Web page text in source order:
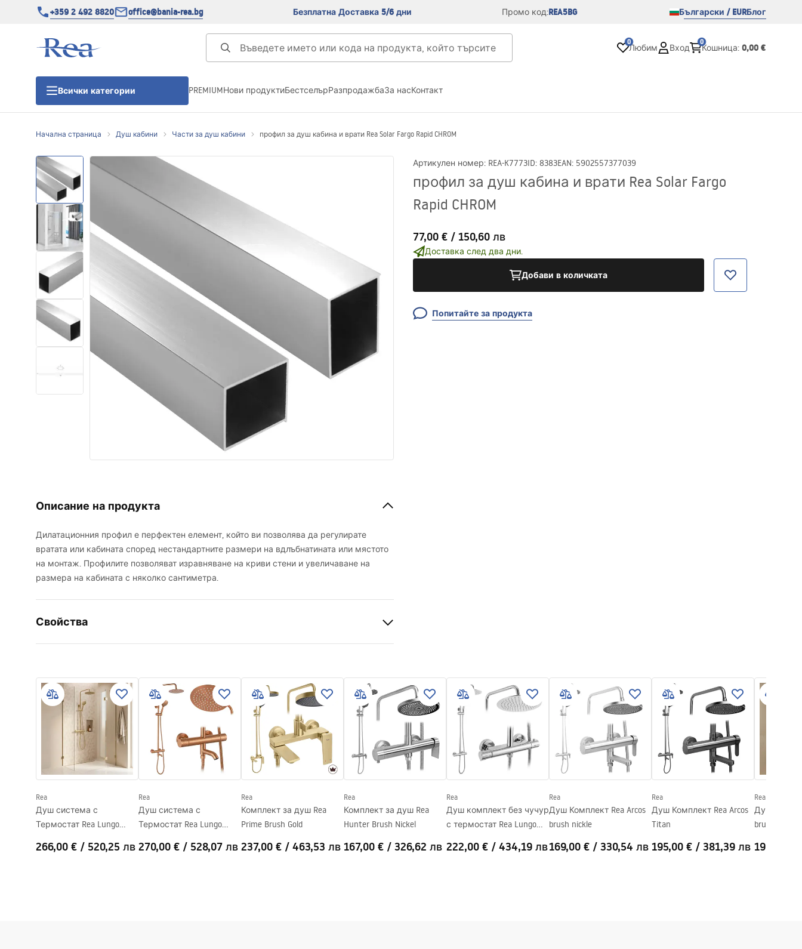
+359 2 492 8820 office@bania-rea.bg Безплатна Доставка 5/6 дни Промо код:REA5BG Български / EURБлог
0
Любим Вход
0
Кошница: 0,00 €
Всички категории
Душ кабини
Душ корита
Линейни сифони
Комплект тоалетна чиния с
биде WC
Умивалници
Вани и Паравани
Смесители за баня
PREMIUMНови продуктиБестселърРазпродажбаЗа насКонтакт
Начална страница Душ кабини Части за душ кабини профил за душ кабина и врати Rea Solar Fargo Rapid CHROM
Артикулен номер: REA-K7773ID: 8383EAN: 5902557377039
профил за душ кабина и врати Rea Solar Fargo
Rapid CHROM
77,00 € / 150,60 лв
Доставка след два дни.
Добави в количката
Попитайте за продукта
Описание на продукта
Дилатационния профил е перфектен елемент, който ви позволява да регулирате
вратата или кабината според нестандартните размери на вдлъбнатината или мястото
на монтаж. Профилите позволяват изравняване на криви стени и увеличаване на
размера на кабината с няколко сантиметра.
Свойства
Регулиране на разширяването
25 mm
Ширина
25 mm
mm
Гаранция
Rea
Душ система с
Термостат Rea Lungo
266,00 € / 520,25 лв
Rea
Душ система с
Термостат Rea Lungo
270,00 € / 528,07 лв
Rea
Комплект за душ Rea
Prime Brush Gold
237,00 € / 463,53 лв
Rea
Комплект за душ Rea
Hunter Brush Nickel
167,00 € / 326,62 лв
Rea
Душ комплект без чучур
с термостат Rea Lungo
222,00 € / 434,19 лв
Rea
Душ Комплект Rea Arcos
brush nickle
169,00 € / 330,54 лв
Rea
Душ Комплект Rea Arcos
Titan
195,00 € / 381,39 лв
Rea
Душ
brush gold
199,00 €